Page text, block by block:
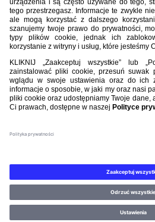
BIBLIOTEKA PZPN
ŁACZY NAS PIŁKA
ROZGRYWKI
PZPN